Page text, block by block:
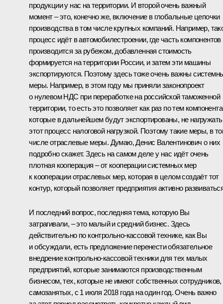
продукции у нас на территории. И второй очень важный
момент – это, конечно же, включение в глобальные цепочки
производства в том числе крупных компаний. Например,
процесс идёт в автомобилестроении, где часть компонентов
производится за рубежом, добавленная стоимость
формируется на территории России, и затем эти машины
экспортируются. Поэтому здесь тоже очень важны
меры. Например, в этом году мы приняли законопроект
о нулевом НДС при переработке на российской таможенной
территории, то есть это позволяет как раз по тем
которые в дальнейшем будут экспортированы, не нагружать
этот процесс налоговой нагрузкой. Поэтому такие меры, в
числе отраслевые меры. Думаю, Денис Валентинович о них
подробно скажет. Здесь на самом деле у нас идёт очень
плотная кооперация – от кооперации системных мер
к кооперации отраслевых мер, которая в целом создаёт тот
контур, который позволяет предприятия активно
И последний вопрос, последняя тема, которую Вы
затрагивали, – это малый и средний бизнес. Здесь
действительно по контрольно-кассовой технике, как Вы
и обсуждали, есть предложение перенести обязательное
внедрение контрольно-кассовой техники для тех малых
предприятий, которые занимаются производственным
бизнесом, тех, которые не имеют собственных сотрудников,
самозанятых, с 1 июля 2018 года на один год. Очень важно